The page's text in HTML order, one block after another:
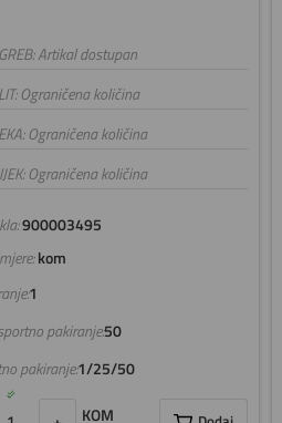
900003495
Artikal dostupan
Ograničena količina
Ograničena količina
Ograničena količina
kom
1
pakiranje:50
pakiranje:1/25/50
KOM